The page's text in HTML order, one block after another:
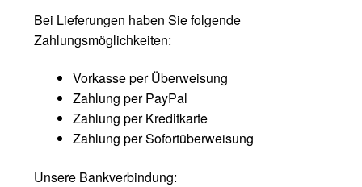
Bei Lieferungen haben Sie folgende
Zahlungsmöglichkeiten:
Vorkasse per Überweisung
Zahlung per PayPal
Zahlung per Kreditkarte
Zahlung per Sofortüberweisung
Unsere Bankverbindung: